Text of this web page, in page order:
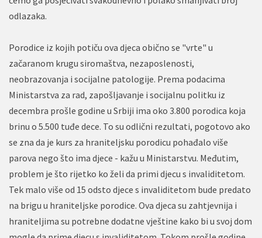
odlazaka.
Porodice iz kojih potiču ova djeca obično se "vrte" u
začaranom krugu siromaštva, nezaposlenosti,
neobrazovanja i socijalne patologije. Prema podacima
Ministarstva za rad, zapošljavanje i socijalnu politku iz
decembra prošle godine u Srbiji ima oko 3.800 porodica koja
brinu o 5.500 tuđe dece. To su odlični rezultati, pogotovo ako
se zna da je kurs za hraniteljsku porodicu pohađalo više
parova nego što ima djece - kažu u Ministarstvu. Međutim,
problem je što rijetko ko želi da primi djecu s invaliditetom.
Tek malo više od 15 odsto djece s invaliditetom bude predato
na brigu u hraniteljske porodice. Ova djeca su zahtjevnija i
hraniteljima su potrebne dodatne vještine kako bi u svoj dom